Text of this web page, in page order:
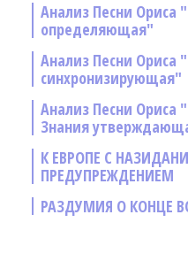
Анализ Песни Ориса
определяющая"
Анализ Песни Ориса
синхронизирующая"
Анализ Песни
Знания
К ЕВРОПЕ С
ПРЕДУПРЕЖДЕНИЕМ
РАЗДУМИЯ О КОНЦЕ